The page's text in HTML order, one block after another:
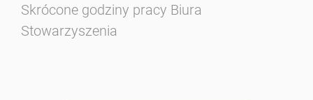
Skrócone godziny pracy Biura
Stowarzyszenia